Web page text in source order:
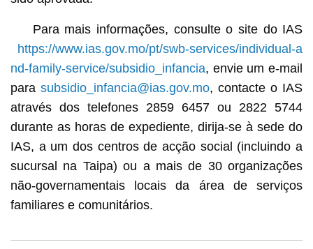
Para mais informações, consulte o site do IAS
https://www.ias.gov.mo/pt/swb-services/individual-a
nd-family-service/subsidio_infancia, envie um e-mail
para subsidio_infancia@ias.gov.mo, contacte o IAS
através dos telefones 2859 6457 ou 2822 5744
durante as horas de expediente, dirija-se à sede do
IAS, a um dos centros de acção social (incluindo a
sucursal na Taipa) ou a mais de 30 organizações
não-governamentais locais da área de serviços
familiares e comunitários.